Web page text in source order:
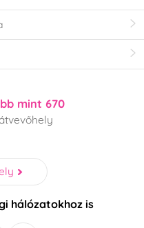
mint 670
hálózatokhoz is